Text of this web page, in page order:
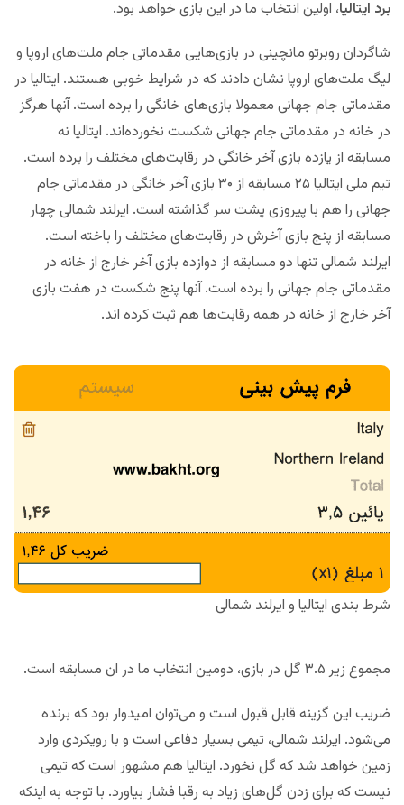
برد ایتالیا، اولین انتخاب ما در این بازی خواهد بود.
شاگردان روبرتو مانچینی در بازی‌هایی مقدماتی جام ملت‌های اروپا و
لیگ ملت‌های اروپا نشان دادند که در شرایط خوبی هستند. ایتالیا در
مقدماتی جام جهانی معمولا بازی‌های خانگی را برده است. آنها هرگز
در خانه در مقدماتی جام جهانی شکست نخورده‌اند. ایتالیا نه
مسابقه از یازده بازی آخر خانگی در رقابت‌های مختلف را برده است.
تیم ملی ایتالیا ۲۵ مسابقه از ۳۰ بازی آخر خانگی در مقدماتی جام
جهانی را هم با پیروزی پشت سر گذاشته است. ایرلند شمالی چهار
مسابقه از پنج بازی آخرش در رقابت‌های مختلف را باخته است.
ایرلند شمالی تنها دو مسابقه از دوازده بازی آخر خارج از خانه در
مقدماتی جام جهانی را برده است. آنها پنج شکست در هفت بازی
آخر خارج از خانه در همه رقابت‌ها هم ثبت کرده اند.
شرط بندی ایتالیا و ایرلند شمالی
مجموع زیر ۳.۵ گل در بازی، دومین انتخاب ما در ان مسابقه است.
ضریب این گزینه قابل قبول است و می‌توان امیدوار بود که برنده
می‌شود. ایرلند شمالی، تیمی بسیار دفاعی است و با رویکردی وارد
زمین خواهد شد که گل نخورد. ایتالیا هم مشهور است که تیمی
نیست که برای زدن گل‌های زیاد به رقبا فشار بیاورد. با توجه به اینکه